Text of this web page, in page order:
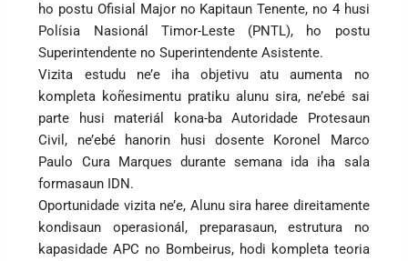
ho postu Ofisial Major no Kapitaun Tenente, no 4 husi
Polísia Nasionál Timor-Leste (PNTL), ho postu
Superintendente no Superintendente Asistente.
Vizita estudu ne’e iha objetivu atu aumenta no
kompleta koñesimentu pratiku alunu sira, ne’ebé sai
parte husi materiál kona-ba Autoridade Protesaun
Civil, ne’ebé hanorin husi dosente Koronel Marco
Paulo Cura Marques durante semana ida iha sala
formasaun IDN.
Oportunidade vizita ne’e, Alunu sira haree direitamente
kondisaun operasionál, preparasaun, estrutura no
kapasidade APC no Bombeirus, hodi kompleta teoria